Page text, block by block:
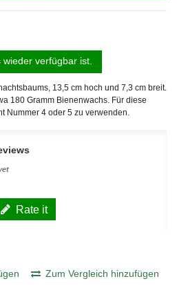
verfügbar ist.
13,5 cm hoch und 7,3 cm breit.
180 Gramm Bienenwachs. Für diese
Nummer 4 oder 5 zu verwenden.
Rate it
Zum Vergleich hinzufügen